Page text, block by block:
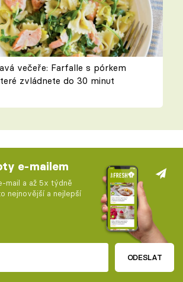
večeře: Farfalle s pórkem
zvládnete do 30 minut
e-mailem
mail a až 5x týdně
nejnovější a nejlepší
ODESLAT